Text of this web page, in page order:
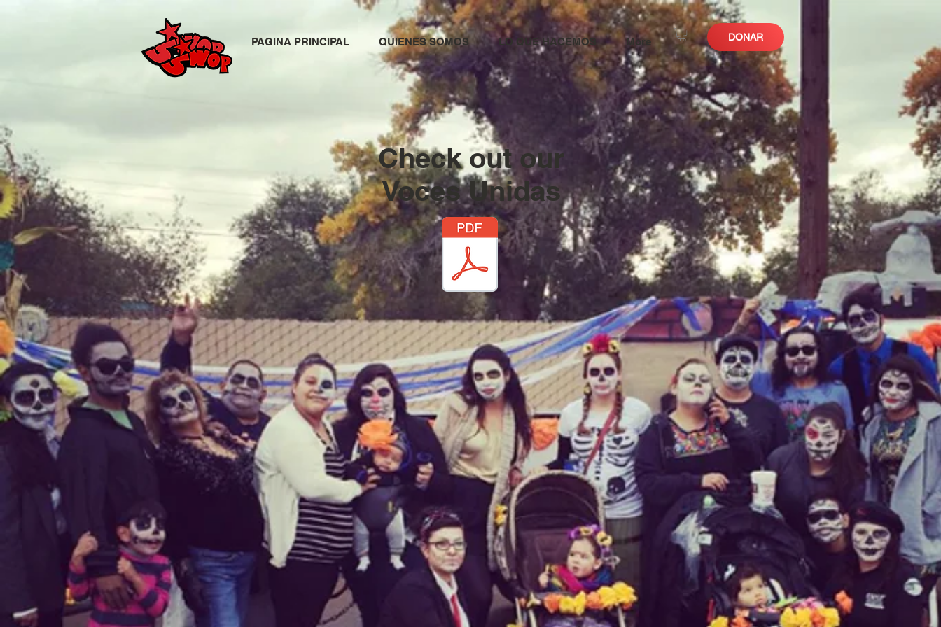
PAGINA PRINCIPAL QUIENES SOMOS LO QUE HACEMOS More DONAR
Check out our
Voces Unidas